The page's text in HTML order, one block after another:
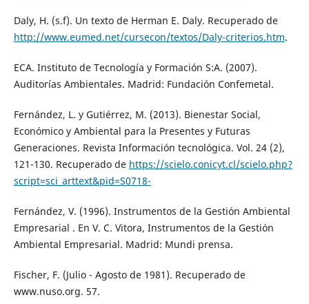
Daly, H. (s.f). Un texto de Herman E. Daly. Recuperado de
http://www.eumed.net/cursecon/textos/Daly-criterios.htm.
ECA. Instituto de Tecnología y Formación S:A. (2007).
Auditorías Ambientales. Madrid: Fundación Confemetal.
Fernández, L. y Gutiérrez, M. (2013). Bienestar Social,
Económico y Ambiental para la Presentes y Futuras
Generaciones. Revista Información tecnológica. Vol. 24 (2),
121-130. Recuperado de https://scielo.conicyt.cl/scielo.php?
script=sci_arttext&pid=S0718-
Fernández, V. (1996). Instrumentos de la Gestión Ambiental
Empresarial . En V. C. Vitora, Instrumentos de la Gestión
Ambiental Empresarial. Madrid: Mundi prensa.
Fischer, F. (Julio - Agosto de 1981). Recuperado de
www.nuso.org. 57.